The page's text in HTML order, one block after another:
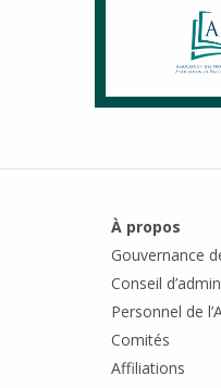
À propos
Gouvernance
Conseil
Personnel de
Comités
Affiliations